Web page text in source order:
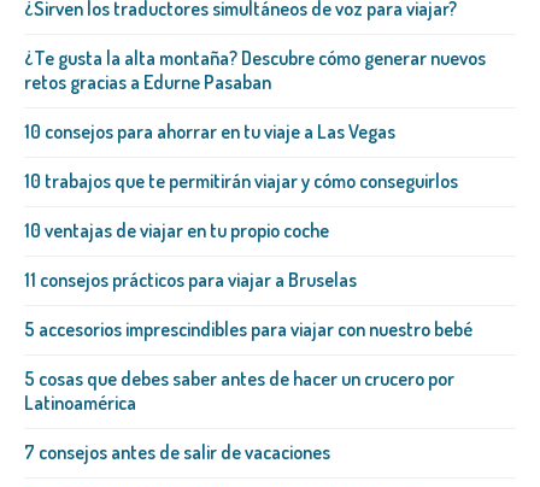
¿Sirven los traductores simultáneos de voz para viajar?
¿Te gusta la alta montaña? Descubre cómo generar nuevos
retos gracias a Edurne Pasaban
10 consejos para ahorrar en tu viaje a Las Vegas
10 trabajos que te permitirán viajar y cómo conseguirlos
10 ventajas de viajar en tu propio coche
11 consejos prácticos para viajar a Bruselas
5 accesorios imprescindibles para viajar con nuestro bebé
5 cosas que debes saber antes de hacer un crucero por
Latinoamérica
7 consejos antes de salir de vacaciones